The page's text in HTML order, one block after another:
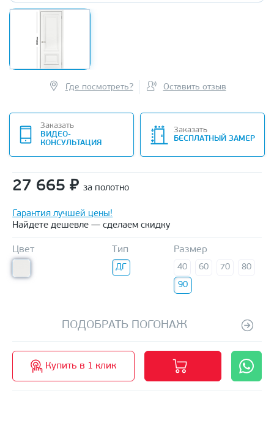
Где посмотреть? Оставить отзыв
Заказать
ВИДЕО-
КОНСУЛЬТАЦИЯ
Заказать
БЕСПЛАТНЫЙ ЗАМЕР
27 665 ₽ за полотно
Гарантия лучшей цены!
Найдете дешевле — сделаем скидку
Цвет Тип
ДГ
Размер
40 60 70
80
90
ПОДОБРАТЬ ПОГОНАЖ
Купить в 1 клик